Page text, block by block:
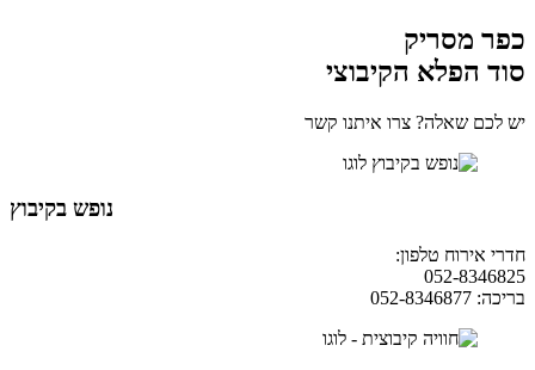
כפר מסריק
סוד הפלא הקיבוצי
יש לכם שאלה? צרו איתנו קשר
נופש בקיבוץ
חדרי אירוח טלפון:
052-8346825
בריכה: 052-8346877